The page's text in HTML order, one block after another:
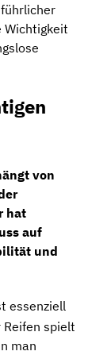
Wichtigkeit
von
hat
auf
und
essenziell
Reifen spielt
man